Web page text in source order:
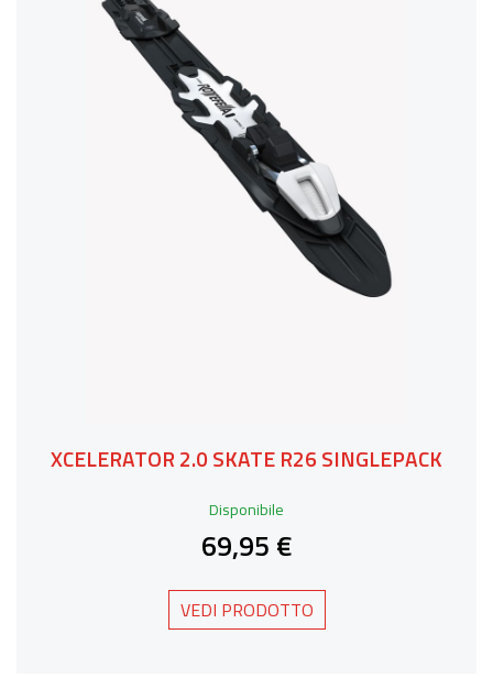
XCELERATOR 2.0 SKATE R26 SINGLEPACK
Disponibile
69,95 €
VEDI PRODOTTO